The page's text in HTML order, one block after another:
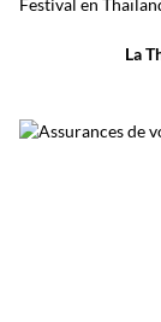
La